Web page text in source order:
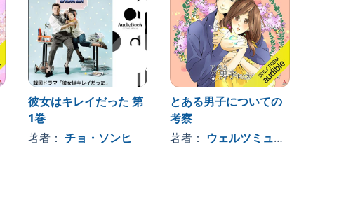
彼女はキレイだった 第
1巻
著者： チョ・ソンヒ
とある男子についての
考察
著者： ウェルツミュージック